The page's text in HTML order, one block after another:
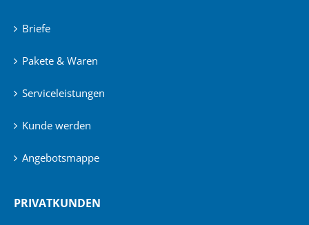
Briefe
Pakete & Waren
Serviceleistungen
Kunde werden
Angebotsmappe
PRIVATKUNDEN